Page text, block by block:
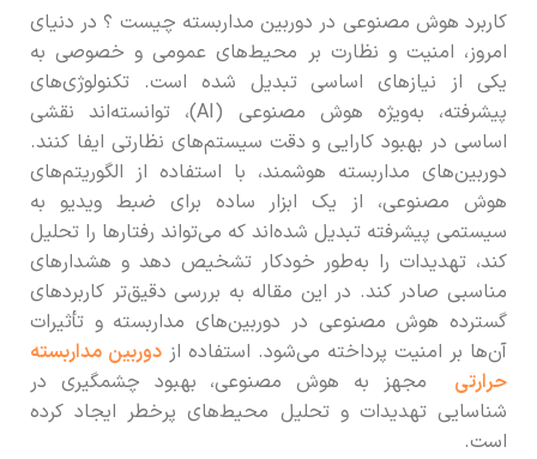
کاربرد هوش مصنوعی در دوربین مداربسته چیست ؟ در دنیای
امروز، امنیت و نظارت بر محیط‌های عمومی و خصوصی به
یکی از نیازهای اساسی تبدیل شده است. تکنولوژی‌های
پیشرفته، به‌ویژه هوش مصنوعی (AI)، توانسته‌اند نقشی
اساسی در بهبود کارایی و دقت سیستم‌های نظارتی ایفا کنند.
دوربین‌های مداربسته هوشمند، با استفاده از الگوریتم‌های
هوش مصنوعی، از یک ابزار ساده برای ضبط ویدیو به
سیستمی پیشرفته تبدیل شده‌اند که می‌تواند رفتارها را تحلیل
کند، تهدیدات را به‌طور خودکار تشخیص دهد و هشدارهای
مناسبی صادر کند. در این مقاله به بررسی دقیق‌تر کاربردهای
گسترده هوش مصنوعی در دوربین‌های مداربسته و تأثیرات
آن‌ها بر امنیت پرداخته می‌شود. استفاده از دوربین مداربسته
حرارتی مجهز به هوش مصنوعی، بهبود چشمگیری در
شناسایی تهدیدات و تحلیل محیط‌های پرخطر ایجاد کرده
است.